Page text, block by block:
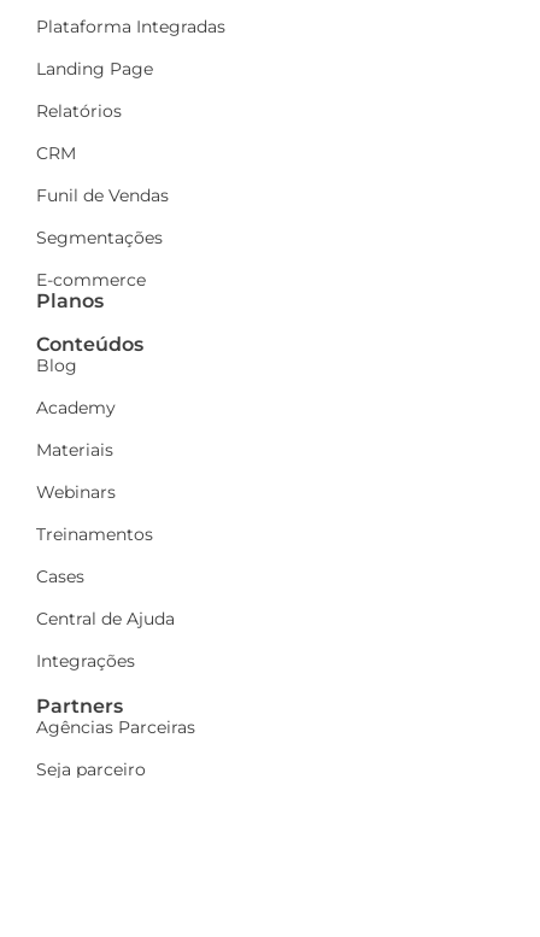
Plataforma Integradas
Landing Page
Relatórios
CRM
Funil de Vendas
Segmentações
E-commerce
Planos
Conteúdos
Blog
Academy
Materiais
Webinars
Treinamentos
Cases
Central de Ajuda
Integrações
Partners
Agências Parceiras
Seja parceiro